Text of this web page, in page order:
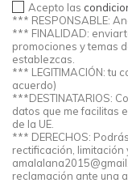
Acepto las
*** RESPONSABLE:
*** FINALIDAD:
promociones y temas
establezcas.
*** LEGITIMACIÓN: tu
acuerdo)
***DESTINATARIOS:
datos que me facilitas
de la UE.
*** DERECHOS:
rectificación,
reclamación ante una